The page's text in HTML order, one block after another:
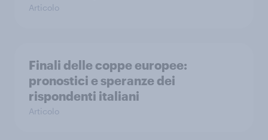
Articolo
Finali delle coppe europee:
pronostici e speranze dei
rispondenti italiani
Articolo